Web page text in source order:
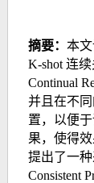
摘要： 本
K-shot 连
Continual
并且在不
置，以便
果，使得
提出了一
Consistent